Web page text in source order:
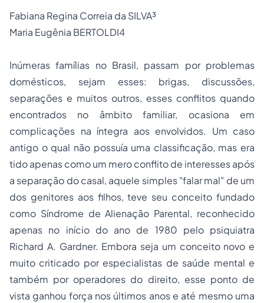
Fabiana Regina Correia da SILVA³
Maria Eugênia BERTOLDI4
Inúmeras famílias no Brasil, passam por problemas
domésticos, sejam esses: brigas, discussões,
separações e muitos outros, esses conflitos quando
encontrados no âmbito familiar, ocasiona em
complicações na íntegra aos envolvidos. Um caso
antigo o qual não possuía uma classificação, mas era
tido apenas como um mero conflito de interesses após
a separação do casal, aquele simples "falar mal" de um
dos genitores aos filhos, teve seu conceito fundado
como Síndrome de Alienação Parental, reconhecido
apenas no início do ano de 1980 pelo psiquiatra
Richard A. Gardner. Embora seja um conceito novo e
muito criticado por especialistas de saúde mental e
também por operadores do direito, esse ponto de
vista ganhou força nos últimos anos e até mesmo uma